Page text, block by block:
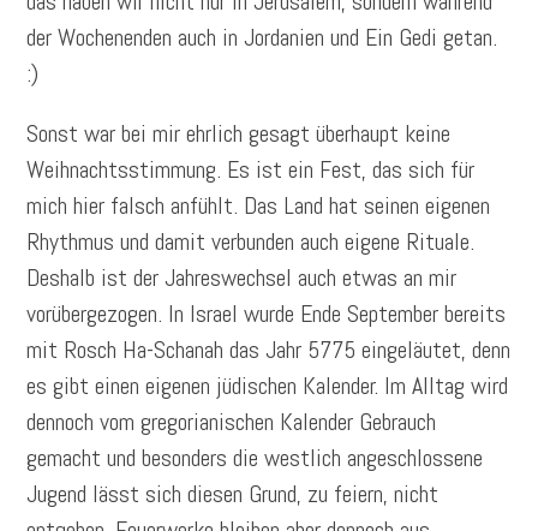
der Wochenenden auch in Jordanien und Ein Gedi getan.
:)
Sonst war bei mir ehrlich gesagt überhaupt keine
Weihnachtsstimmung. Es ist ein Fest, das sich für
mich hier falsch anfühlt. Das Land hat seinen eigenen
Rhythmus und damit verbunden auch eigene Rituale.
Deshalb ist der Jahreswechsel auch etwas an mir
vorübergezogen. In Israel wurde Ende September bereits
mit Rosch Ha-Schanah das Jahr 5775 eingeläutet, denn
es gibt einen eigenen jüdischen Kalender. Im Alltag wird
dennoch vom gregorianischen Kalender Gebrauch
gemacht und besonders die westlich angeschlossene
Jugend lässt sich diesen Grund, zu feiern, nicht